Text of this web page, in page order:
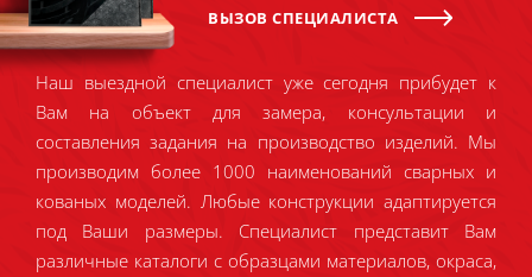
ВЫЗОВ СПЕЦИАЛИСТА
Наш выездной специалист уже сегодня прибудет к
Вам на объект для замера, консультации и
составления задания на производство изделий. Мы
производим более 1000 наименований сварных и
кованых моделей. Любые конструкции адаптируется
под Ваши размеры. Специалист представит Вам
различные каталоги с образцами материалов, окраса,